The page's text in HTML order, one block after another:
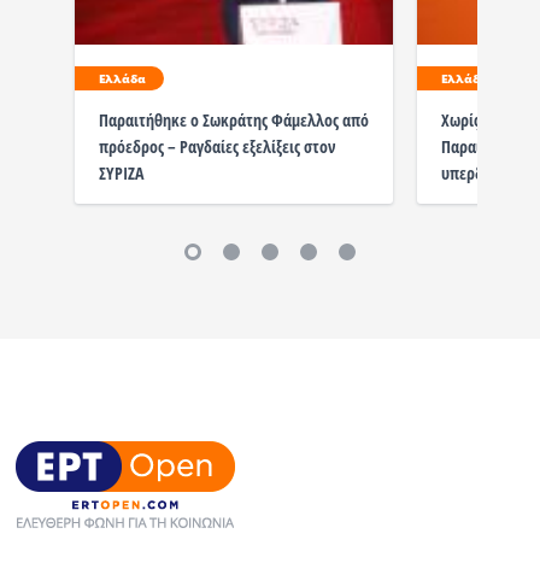
Ελλάδα
Παραιτήθηκε ο Σωκράτης Φάμελλος από
πρόεδρος – Ραγδαίες εξελίξεις στον
ΣΥΡΙΖΑ
Ελλάδα
Χωρίς γιατρό
Παραιτήθηκε